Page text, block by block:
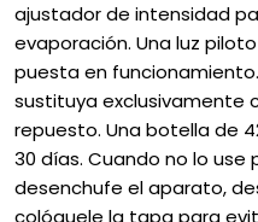
ajustador de intensidad
evaporación. Una luz
puesta en
sustituya exclusivamente
repuesto. Una botella de
30 días. Cuando no lo
desenchufe el aparato,